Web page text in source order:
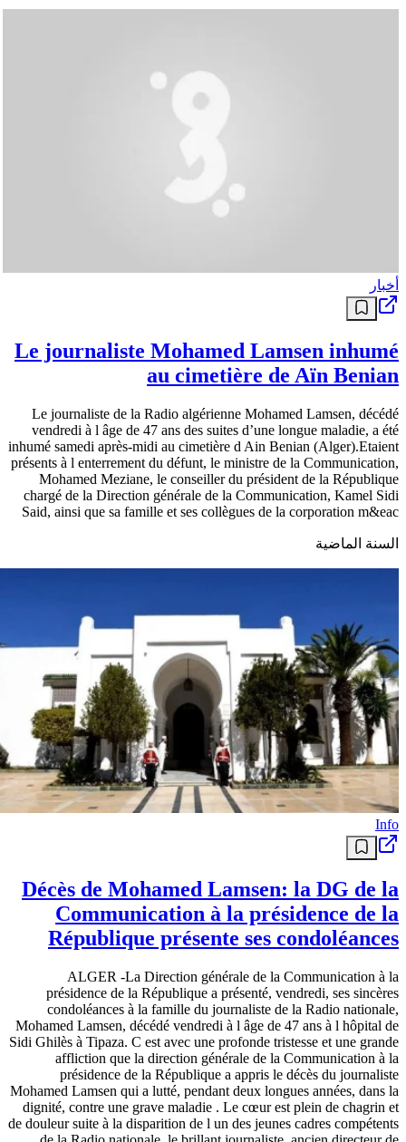
أخبار
Le journaliste Mohamed Lamsen inhumé
au cimetière de Aïn Benian
Le journaliste de la Radio algérienne Mohamed Lamsen, décédé
vendredi à l âge de 47 ans des suites d’une longue maladie, a été
inhumé samedi après-midi au cimetière d Ain Benian (Alger).Etaient
présents à l enterrement du défunt, le ministre de la Communication,
Mohamed Meziane, le conseiller du président de la République
chargé de la Direction générale de la Communication, Kamel Sidi
Said, ainsi que sa famille et ses collègues de la corporation m&eac
السنة الماضية
Info
Décès de Mohamed Lamsen: la DG de la
Communication à la présidence de la
République présente ses condoléances
ALGER -La Direction générale de la Communication à la
présidence de la République a présenté, vendredi, ses sincères
condoléances à la famille du journaliste de la Radio nationale,
Mohamed Lamsen, décédé vendredi à l âge de 47 ans à l hôpital de
Sidi Ghilès à Tipaza. C est avec une profonde tristesse et une grande
affliction que la direction générale de la Communication à la
présidence de la République a appris le décès du journaliste
Mohamed Lamsen qui a lutté, pendant deux longues années, dans la
dignité, contre une grave maladie . Le cœur est plein de chagrin et
de douleur suite à la disparition de l un des jeunes cadres compétents